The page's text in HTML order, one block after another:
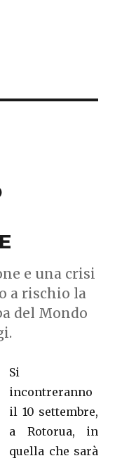
e una crisi
a rischio la
del Mondo
Si
incontreranno
il 10 settembre,
a Rotorua, in
quella che sarà